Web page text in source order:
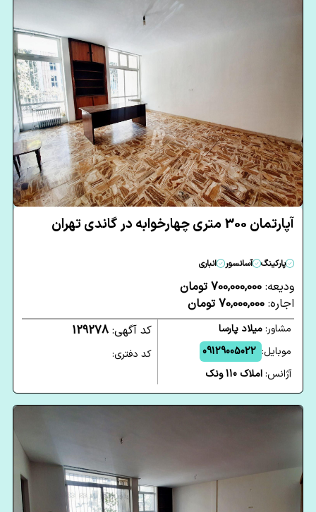
آپارتمان 300 متری چهارخوابه در گاندی تهران
پارکینگ آسانسور انباری
ودیعه: 700,000,000 تومان
اجاره: 70,000,000 تومان
مشاور:میلاد پارسا
موبایل: 09129005022
آژانس:املاک 110 ونک
کد آگهی: 129278
کد دفتری: